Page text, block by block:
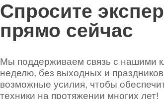
Спросите
прямо сейчас
Мы поддерживаем связь с нашими
неделю, без выходных и
возможные усилия, чтобы
техники на протяжении многих лет!